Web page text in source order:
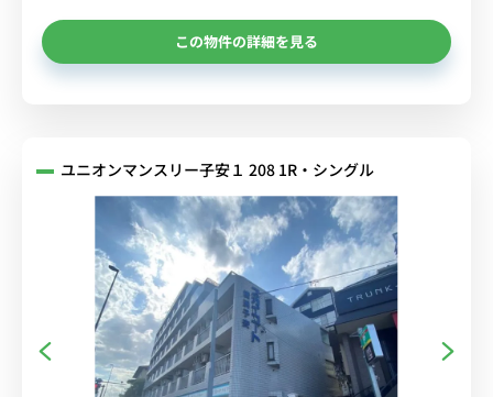
この物件の詳細を見る
ユニオンマンスリー子安１ 208 1R・シングル